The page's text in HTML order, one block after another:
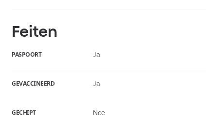
Feiten
PASPOORT Ja
GEVACCINEERD Ja
GECHIPT Nee